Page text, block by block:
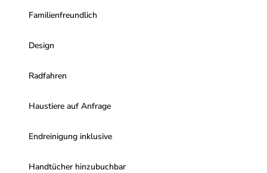
Familienfreundlich
Design
Radfahren
Haustiere auf Anfrage
Endreinigung inklusive
Handtücher hinzubuchbar